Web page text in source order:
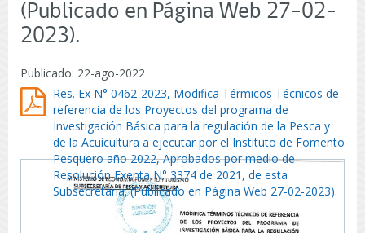
(Publicado en Página Web 27-02-
2023).
Publicado: 22-ago-2022
Res. Ex N° 0462-2023, Modifica Térmicos Técnicos de
referencia de los Proyectos del programa de
Investigación Básica para la regulación de la Pesca y
de la Acuicultura a ejecutar por el Instituto de Fomento
Pesquero año 2022, Aprobados por medio de
Resolución Exenta N° 3374 de 2021, de esta
Subsecretaría. (Publicado en Página Web 27-02-2023).